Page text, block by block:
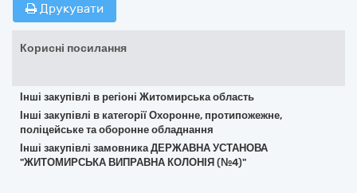
Друкувати
Корисні посилання
Інші закупівлі в регіоні Житомирська область
Інші закупівлі в категорії Охоронне, протипожежне,
поліцейське та оборонне обладнання
Інші закупівлі замовника ДЕРЖАВНА УСТАНОВА
"ЖИТОМИРСЬКА ВИПРАВНА КОЛОНІЯ (№4)"